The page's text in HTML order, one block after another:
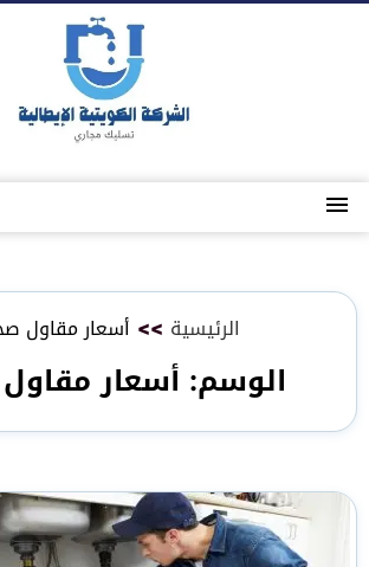
القائمة
الرئيسية >> أسعار مقاول
الوسم: أسعار